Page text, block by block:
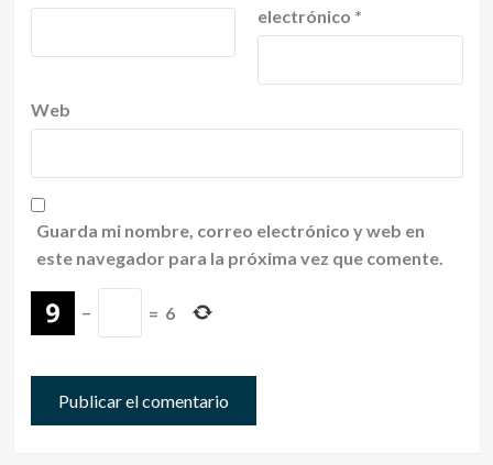
electrónico *
Web
Guarda mi nombre, correo electrónico y web en
este navegador para la próxima vez que comente.
− = 6